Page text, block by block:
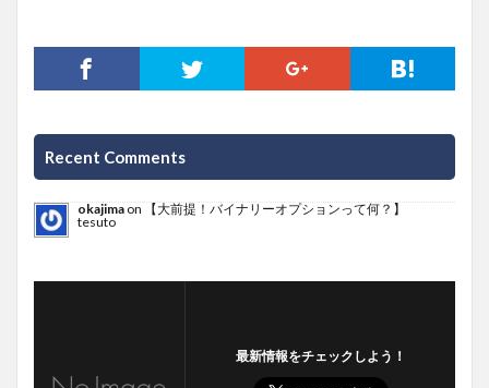
Recent Comments
okajima on
【大前提！バイナリーオプションって何？】
tesuto
最新情報をチェックしよう！